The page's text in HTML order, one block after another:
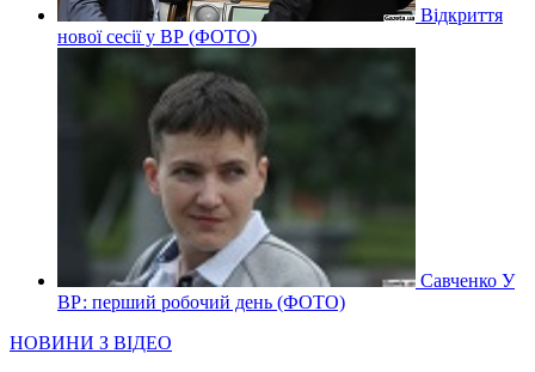
Відкриття
нової сесії у ВР (ФОТО)
Савченко У
ВР: перший робочий день (ФОТО)
НОВИНИ З ВІДЕО